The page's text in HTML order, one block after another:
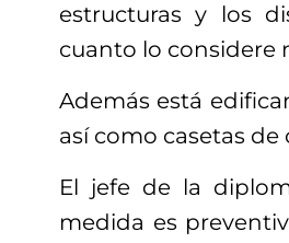
estructuras y los
cuanto lo considere
Además está
así como casetas
El jefe de la
medida es